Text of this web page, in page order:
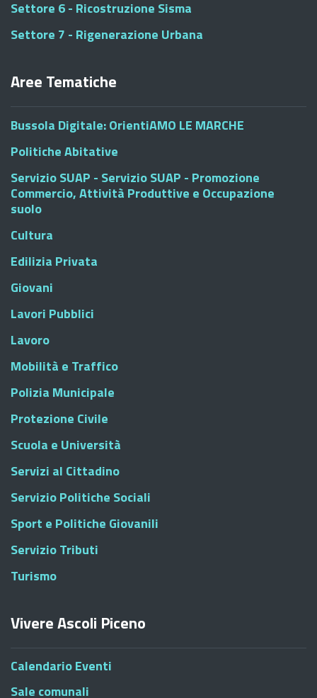
Settore 6 - Ricostruzione Sisma
Settore 7 - Rigenerazione Urbana
Aree Tematiche
Bussola Digitale: OrientiAMO LE MARCHE
Politiche Abitative
Servizio SUAP - Servizio SUAP - Promozione
Commercio, Attività Produttive e Occupazione
suolo
Cultura
Edilizia Privata
Giovani
Lavori Pubblici
Lavoro
Mobilità e Traffico
Polizia Municipale
Protezione Civile
Scuola e Università
Servizi al Cittadino
Servizio Politiche Sociali
Sport e Politiche Giovanili
Servizio Tributi
Turismo
Vivere Ascoli Piceno
Calendario Eventi
Sale comunali